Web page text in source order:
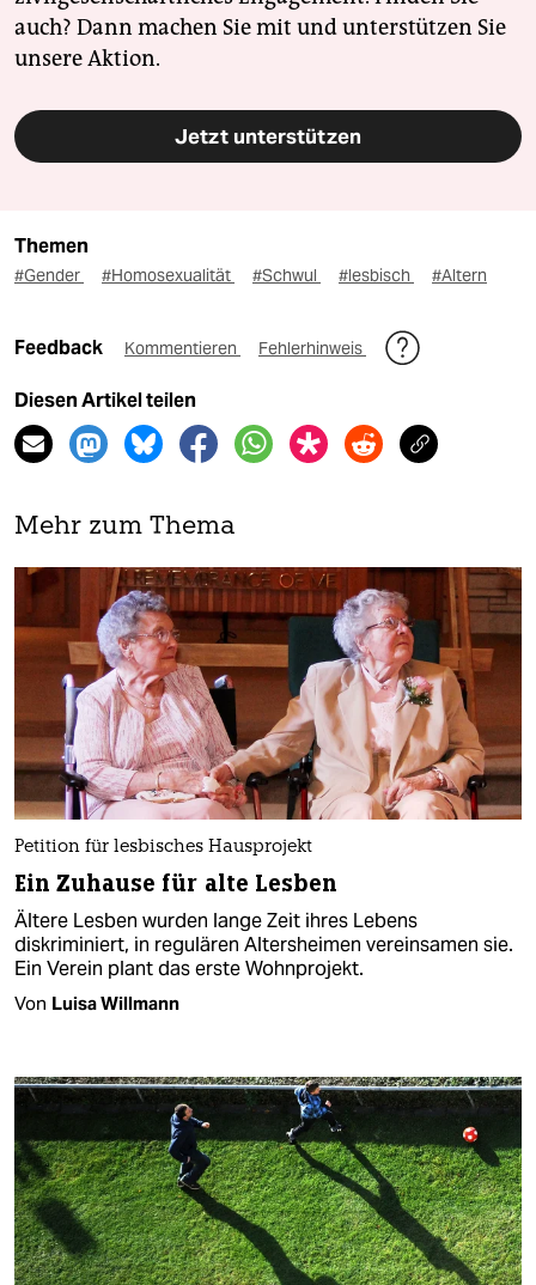
auch? Dann machen Sie mit und unterstützen Sie
unsere Aktion.
Jetzt unterstützen
Themen
#Gender #Homosexualität #Schwul #lesbisch #Altern
Feedback Kommentieren Fehlerhinweis
Diesen Artikel teilen
Mehr zum Thema
Petition für lesbisches Hausprojekt
Ein Zuhause für alte Lesben
Ältere Lesben wurden lange Zeit ihres Lebens
diskriminiert, in regulären Altersheimen vereinsamen sie.
Ein Verein plant das erste Wohnprojekt.
Von Luisa Willmann